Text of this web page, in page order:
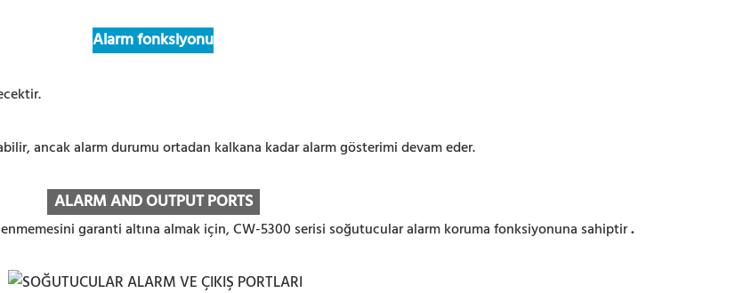
Alarm fonksiyonu
ancak alarm durumu ortadan kalkana kadar alarm gösterimi devam eder.
ALARM AND OUTPUT PORTS
garanti altına almak için, CW-5300 serisi soğutucular alarm koruma fonksiyonuna sahiptir.